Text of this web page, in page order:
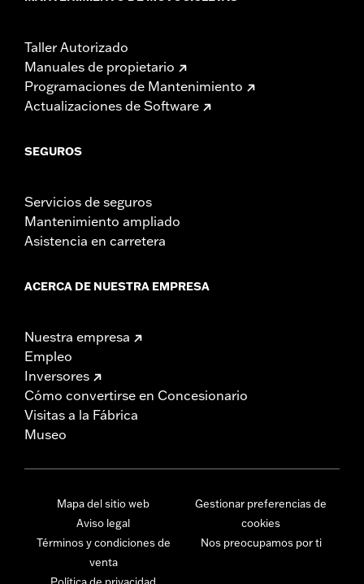
Taller Autorizado
Manuales de propietario
Programaciones de Mantenimiento
Actualizaciones de Software
SEGUROS
Servicios de seguros
Mantenimiento ampliado
Asistencia en carretera
ACERCA DE NUESTRA EMPRESA
Nuestra empresa
Empleo
Inversores
Cómo convertirse en Concesionario
Visitas a la Fábrica
Museo
Mapa del sitio web
Aviso legal
Términos y condiciones de
venta
Política de privacidad
Gestionar preferencias de
cookies
Nos preocupamos por ti